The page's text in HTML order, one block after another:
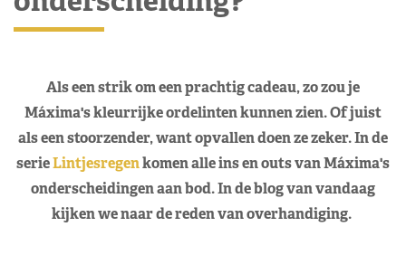
Als een strik om een prachtig cadeau, zo zou je
Máxima's kleurrijke ordelinten kunnen zien. Of juist
als een stoorzender, want opvallen doen ze zeker. In de
serieLintjesregenkomen alle ins en outs van Máxima's
onderscheidingen aan bod. In de blog van vandaag
kijken we naar de reden van overhandiging.